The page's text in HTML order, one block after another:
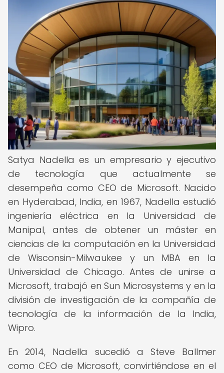
Satya Nadella es un empresario y ejecutivo
de tecnología que actualmente se
desempeña como CEO de Microsoft. Nacido
en Hyderabad, India, en 1967, Nadella estudió
ingeniería eléctrica en la Universidad de
Manipal, antes de obtener un máster en
ciencias de la computación en la Universidad
de Wisconsin-Milwaukee y un MBA en la
Universidad de Chicago. Antes de unirse a
Microsoft, trabajó en Sun Microsystems y en la
división de investigación de la compañía de
tecnología de la información de la India,
Wipro.
En 2014, Nadella sucedió a Steve Ballmer
como CEO de Microsoft, convirtiéndose en el